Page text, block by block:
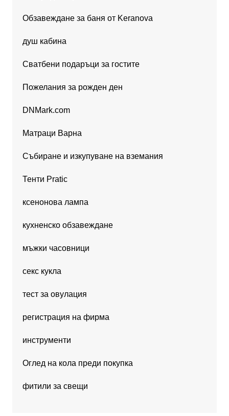
Обзавеждане за баня от Keranova
душ кабина
Сватбени подаръци за гостите
Пожелания за рожден ден
DNMark.com
Матраци Варна
Събиране и изкупуване на вземания
Тенти Pratic
ксенонова лампа
кухненско обзавеждане
мъжки часовници
секс кукла
тест за овулация
регистрация на фирма
инструменти
Оглед на кола преди покупка
фитили за свещи